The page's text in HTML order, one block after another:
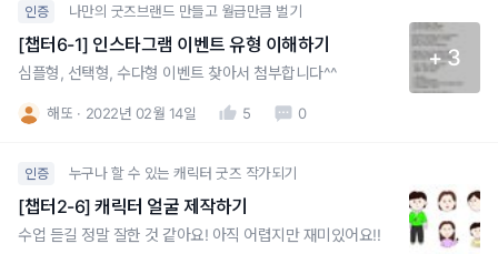
소
인증 나만의 굿즈브랜드 만들고 월급만큼 벌기
[챕터6-1] 인스타그램 이벤트 유형 이해하기
심플형, 선택형, 수다형 이벤트 찾아서 첨부합니다^^
+ 3
해또 2022년 02월 14일 5 0
인증 누구나 할 수 있는 캐릭터 굿즈 작가되기
[챕터2-6] 캐릭터 얼굴 제작하기
수업 듣길 정말 잘한 것 같아요! 아직 어렵지만 재미있어요!!